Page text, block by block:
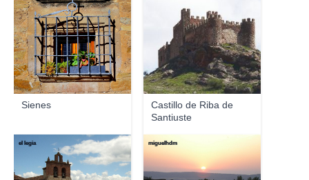
Sienes
Castillo de Riba de
Santiuste
el legia miguelhdm